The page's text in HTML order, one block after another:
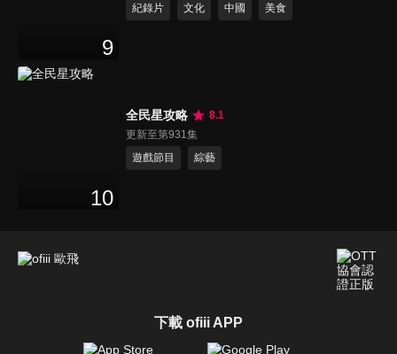
9
紀錄片
文化 中國 美食
10
全民星攻略
8.1
更新至第931集
遊戲節目
綜藝
下載 ofiii APP